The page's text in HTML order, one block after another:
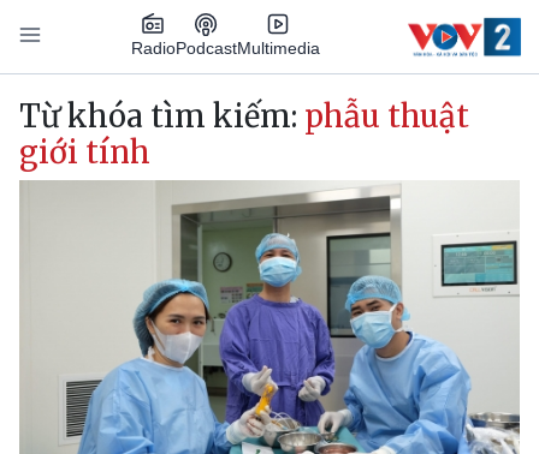
Nhảy đến nội dung
RadioPodcastMultimedia
Main navigation
Từ khóa tìm kiếm: phẫu thuật
giới tính